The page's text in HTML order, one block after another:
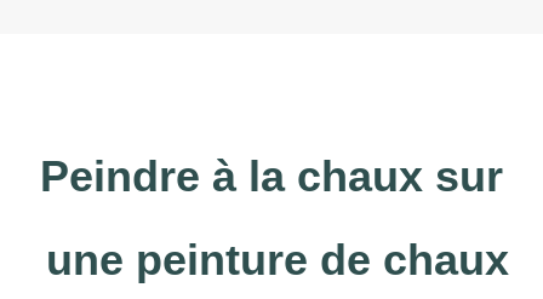
Peindre à la chaux sur
une peinture de chaux